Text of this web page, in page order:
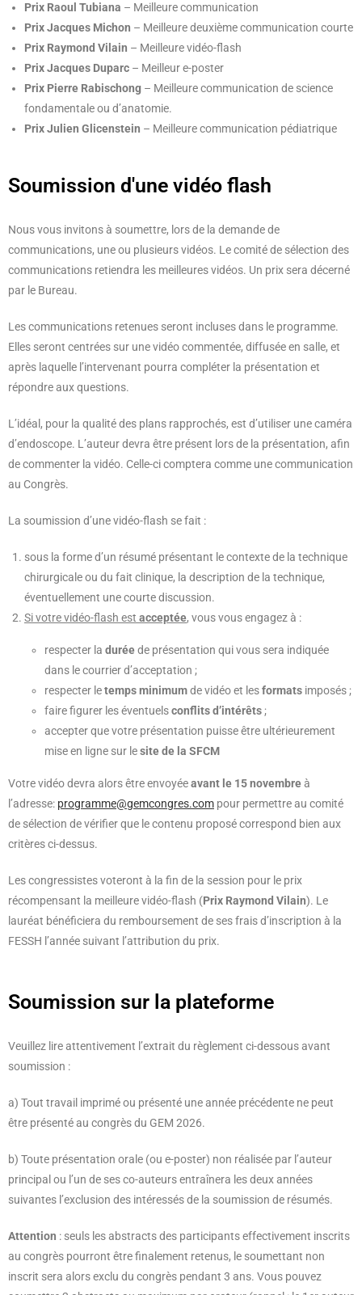
Prix Raoul Tubiana – Meilleure communication
Prix Jacques Michon – Meilleure deuxième communication courte
Prix Raymond Vilain – Meilleure vidéo-flash
Prix Jacques Duparc – Meilleur e-poster
Prix Pierre Rabischong – Meilleure communication de science
fondamentale ou d’anatomie.
Prix Julien Glicenstein – Meilleure communication pédiatrique
Soumission d'une vidéo flash
Nous vous invitons à soumettre, lors de la demande de
communications, une ou plusieurs vidéos. Le comité de sélection des
communications retiendra les meilleures vidéos. Un prix sera décerné
par le Bureau.
Les communications retenues seront incluses dans le programme.
Elles seront centrées sur une vidéo commentée, diffusée en salle, et
après laquelle l’intervenant pourra compléter la présentation et
répondre aux questions.
L’idéal, pour la qualité des plans rapprochés, est d’utiliser une caméra
d’endoscope. L’auteur devra être présent lors de la présentation, afin
de commenter la vidéo. Celle-ci comptera comme une communication
au Congrès.
La soumission d’une vidéo-flash se fait :
sous la forme d’un résumé présentant le contexte de la technique
chirurgicale ou du fait clinique, la description de la technique,
éventuellement une courte discussion.
Si votre vidéo-flash est acceptée, vous vous engagez à :
respecter la duréede présentation qui vous sera indiquée
dans le courrier d’acceptation ;
respecter letemps minimumde vidéo et lesformats imposés ;
faire figurer les éventuelsconflits d’intérêts ;
accepter que votre présentation puisse être ultérieurement
mise en ligne sur lesite de la SFCM
Votre vidéo devra alors être envoyéeavant le 15 novembreà
l’adresse: programme@gemcongres.com pour permettre au comité
de sélection de vérifier que le contenu proposé correspond bien aux
critères ci-dessus.
Les congressistes voteront à la fin de la session pour le prix
récompensant la meilleure vidéo-flash (Prix Raymond Vilain). Le
lauréat bénéficiera du remboursement de ses frais d’inscription à la
FESSH l’année suivant l’attribution du prix.
Soumission sur la plateforme
Veuillez lire attentivement l’extrait du règlement ci-dessous avant
soumission :
a) Tout travail imprimé ou présenté une année précédente ne peut
être présenté au congrès du GEM 2026.
b) Toute présentation orale (ou e-poster) non réalisée par l’auteur
principal ou l’un de ses co-auteurs entraînera les deux années
suivantes l’exclusion des intéressés de la soumission de résumés.
Attention : seuls les abstracts des participants effectivement inscrits
au congrès pourront être finalement retenus, le soumettant non
inscrit sera alors exclu du congrès pendant 3 ans. Vous pouvez